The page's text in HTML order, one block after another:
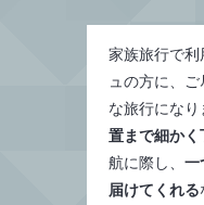
家族旅行で利
ュの方に、
な旅行になり
置まで細かく
航に際し、 一
届けてくれる